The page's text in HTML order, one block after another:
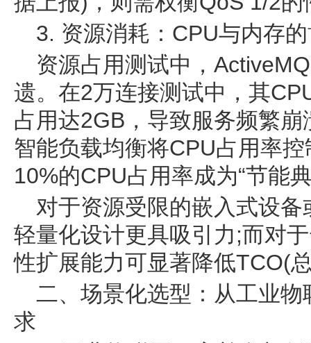
3. 资源消耗：CPU与内存
资源占用测试中，
遗。在2万连接测试中，其
占用达2GB，导致服务频繁
智能负载均衡将CPU占用率
10%的CPU占用率成为“节能
对于资源受限的嵌入式设
轻量化设计更具吸引力;而对
性扩展能力可显著降低TCO(
二、场景化选型：从工业
求